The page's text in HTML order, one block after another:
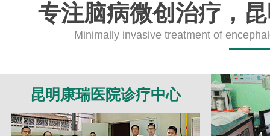
专注脑病微创治疗，
Minimally invasive treatment of
昆明康瑞医院诊疗中心